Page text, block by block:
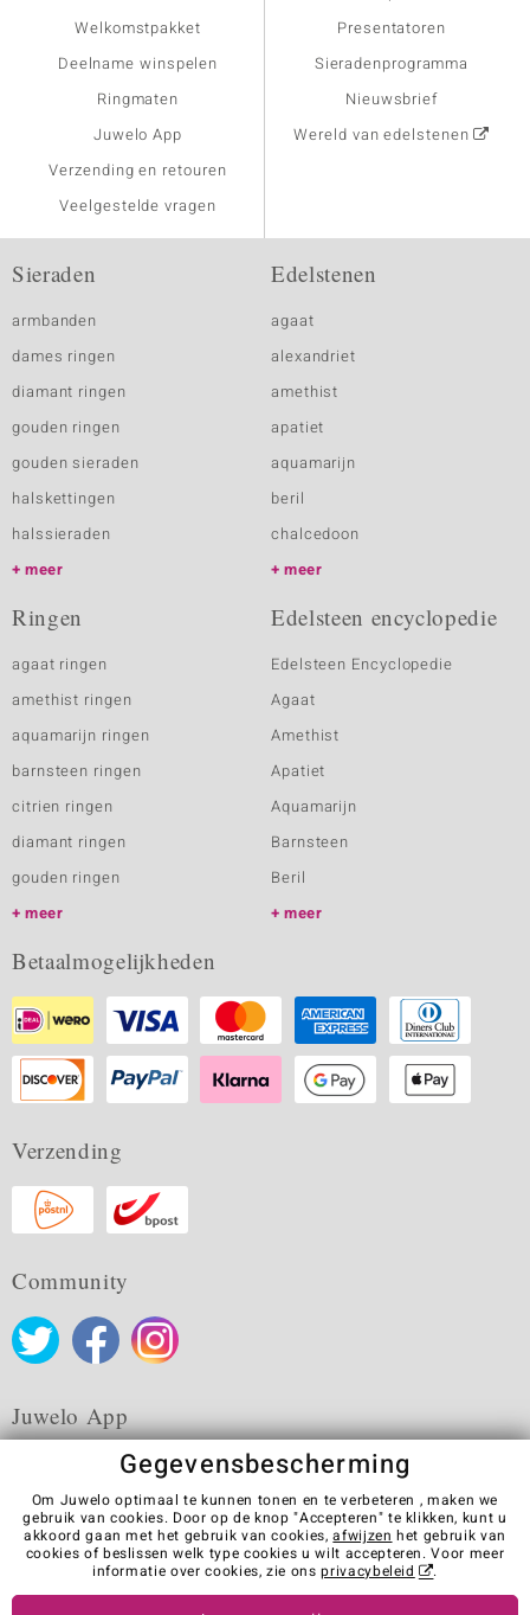
Welkomstpakket
Deelname winspelen
Ringmaten
Juwelo App
Verzending en retouren
Veelgestelde vragen
Presentatoren
Sieradenprogramma
Nieuwsbrief
Wereld van edelstenen
Sieraden
armbanden
dames ringen
diamant ringen
gouden ringen
gouden sieraden
halskettingen
halssieraden
meer
Edelstenen
agaat
alexandriet
amethist
apatiet
aquamarijn
beril
chalcedoon
meer
Ringen
agaat ringen
amethist ringen
aquamarijn ringen
barnsteen ringen
citrien ringen
diamant ringen
gouden ringen
meer
Edelsteen encyclopedie
Edelsteen Encyclopedie
Agaat
Amethist
Apatiet
Aquamarijn
Barnsteen
Beril
meer
Betaalmogelijkheden
Verzending
Community
Juwelo App
Algemene verkoopvoorwaarden Privacybeleid
Cookies
Colofon
Contact
Contract herroepen
Gegevensbescherming
Om Juwelo optimaal te kunnen tonen en te verbeteren , maken we
gebruik van cookies. Door op de knop "Accepteren" te klikken, kunt u
akkoord gaan met het gebruik van cookies,afwijzen het gebruik van
cookies of beslissen welk type cookies u wilt accepteren. Voor meer
informatie over cookies, zie onsprivacybeleid .